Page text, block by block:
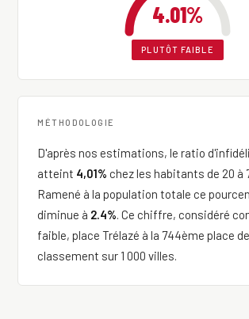
4.01%
PLUTÔT FAIBLE
MÉTHODOLOGIE
D'après nos estimations, le ratio
atteint 4,01% chez les habitants de 20 à
Ramené à la population totale ce
diminue à 2.4%. Ce chiffre, considéré
faible, place Trélazé à la 744ème place
classement sur 1 000 villes.